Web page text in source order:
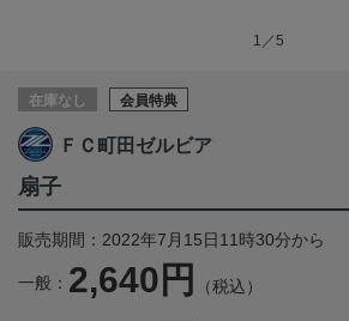
1／5
在庫なし 会員特典
ＦＣ町田ゼルビア
扇子
販売期間：2022年7月15日11時30分から
一般： 2,640円 （税込）